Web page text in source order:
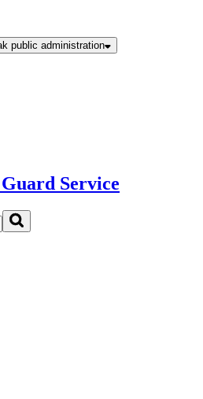
public administration
Service